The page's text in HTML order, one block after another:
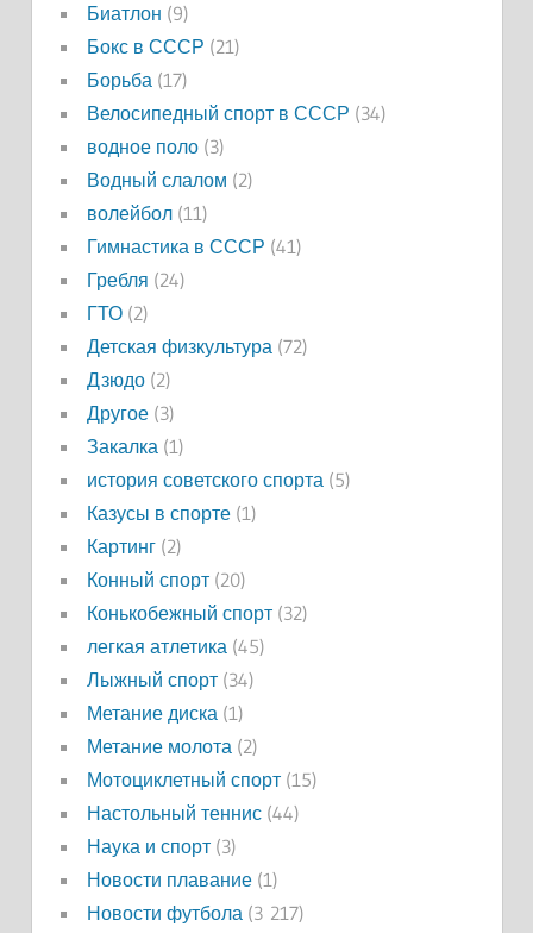
Биатлон (9)
Бокс в СССР (21)
Борьба(17)
Велосипедный спорт в СССР (34)
водное поло(3)
Водный слалом (2)
волейбол(11)
Гимнастика в СССР (41)
Гребля (24)
ГТО(2)
Детская физкультура(72)
Дзюдо(2)
Другое(3)
Закалка(1)
история советского спорта(5)
Казусы в спорте(1)
Картинг(2)
Конный спорт(20)
Конькобежный спорт(32)
легкая атлетика(45)
Лыжный спорт(34)
Метание диска(1)
Метание молота(2)
Мотоциклетный спорт(15)
Настольный теннис(44)
Наука и спорт(3)
Новости плавание(1)
Новости футбола(3 217)